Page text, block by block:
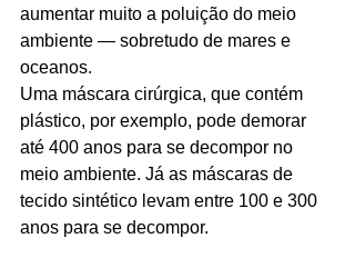
aumentar muito a poluição do meio
ambiente — sobretudo de mares e
oceanos.
Uma máscara cirúrgica, que contém
plástico, por exemplo, pode demorar
até 400 anos para se decompor no
meio ambiente. Já as máscaras de
tecido sintético levam entre 100 e 300
anos para se decompor.